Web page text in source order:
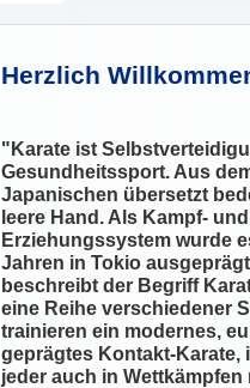
Herzlich
"Karate ist
Gesundheitssport. Aus
Japanischen übersetzt
leere Hand. Als Kampf- und
Erziehungssystem wurde
Jahren in Tokio
beschreibt der Begriff
eine Reihe verschiedener
trainieren ein modernes,
geprägtes Kontakt-Karate,
jeder auch in